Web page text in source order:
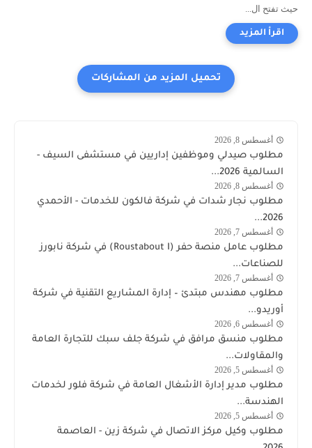
حيث تفتح ال...
وظائف
أغسطس 8, 2026
مطلوب صيدلي وموظفين إداريين في مستشفى السيف -
السالمية 2026...
وظائف
أغسطس 8, 2026
مطلوب نجار شدات في شركة فالكون للخدمات - الأحمدي
2026...
وظائف
أغسطس 7, 2026
مطلوب عامل منصة حفر (Roustabout I) في شركة نابورز
للصناعات...
وظائف
أغسطس 7, 2026
مطلوب مهندس مبتدئ – إدارة المشاريع التقنية في شركة
أوريدو...
وظائف
أغسطس 6, 2026
مطلوب منسق مرافق في شركة جلف سبك للتجارة العامة
والمقاولات...
وظائف
أغسطس 5, 2026
مطلوب مدير إدارة الأشغال العامة في شركة فلور لخدمات
الهندسة...
توظيف
أغسطس 5, 2026
مطلوب وكيل مركز الاتصال في شركة زين - العاصمة